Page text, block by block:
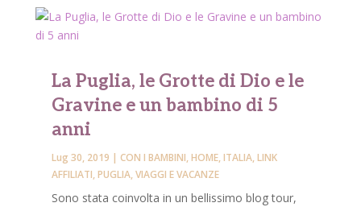
La Puglia, le Grotte di Dio e le
Gravine e un bambino di 5
anni
Lug 30, 2019 | CON I BAMBINI,HOME,ITALIA,LINK
AFFILIATI,PUGLIA,VIAGGI E VACANZE
Sono stata coinvolta in un bellissimo blog tour,